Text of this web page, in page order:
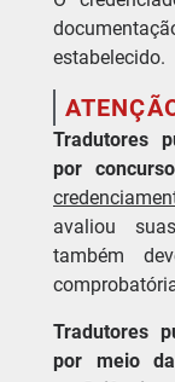
estabelecido.
Tradutores
por concurso
avaliou
também
Tradutores
por meio